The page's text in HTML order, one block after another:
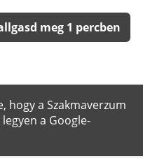
meg 1 percben
hogy a Szakmaverzum
a Google-